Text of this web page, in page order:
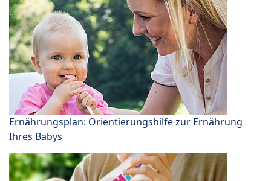
Ernährungsplan: Orientierungshilfe zur Ernährung
Ihres Babys